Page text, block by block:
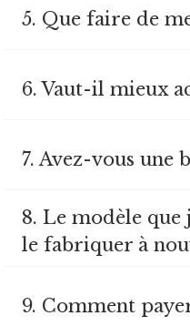
5. Que faire de
6. Vaut-il mieux
7. Avez-vous une
8. Le modèle que
le fabriquer à
9. Comment